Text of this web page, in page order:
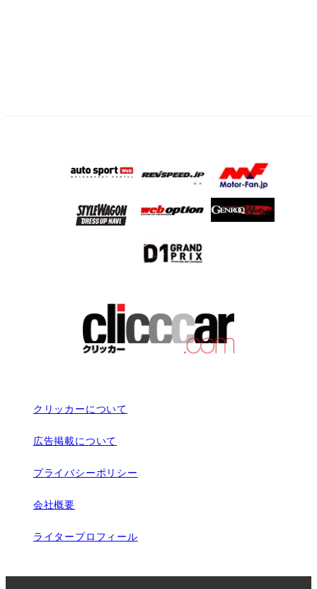
クリッカーについて
広告掲載について
プライバシーポリシー
会社概要
ライタープロフィール